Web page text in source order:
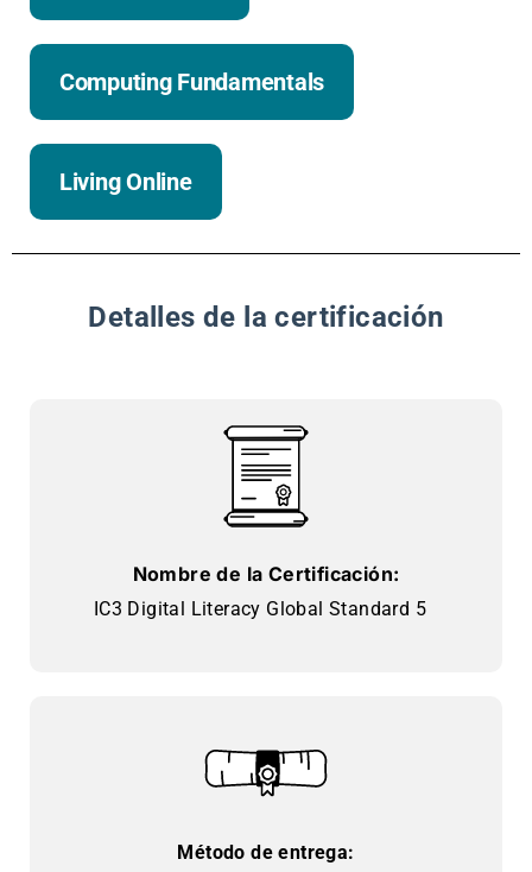
Computing Fundamentals
Living Online
Detalles de la certificación
Nombre de la Certificación:
IC3 Digital Literacy Global Standard 5
Método de entrega: